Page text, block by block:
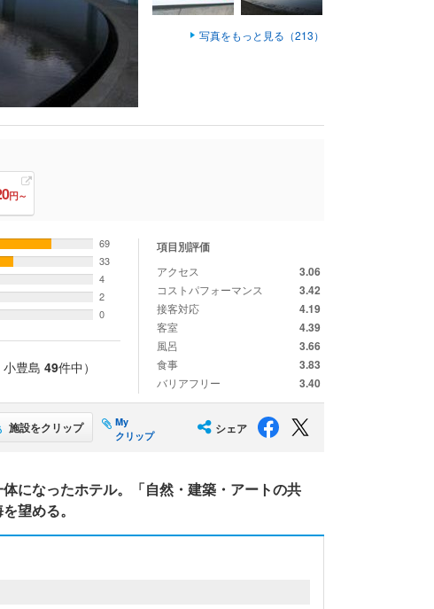
写真をもっと見る（213）
円～
69
33
4
2
0
豊島 49件中）
項目別評価
アクセス 3.06
コストパフォーマンス 3.42
接客対応 4.19
客室 4.39
風呂 3.66
食事 3.83
バリアフリー 3.40
施設をクリップ
My
クリップ
シェア
になったホテル。「自然・建築・アートの共
望める。